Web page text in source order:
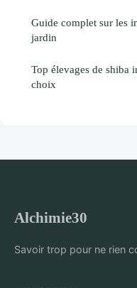
Guide complet sur les
jardin
Top élevages de shiba
choix
Alchimie30
Savoir trop pour ne rien